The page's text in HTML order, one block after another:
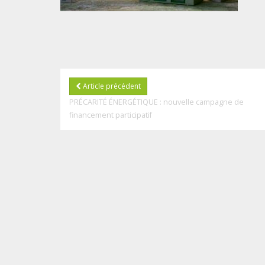
Article précédent
PRÉCARITÉ ÉNERGÉTIQUE : nouvelle campagne de
financement participatif